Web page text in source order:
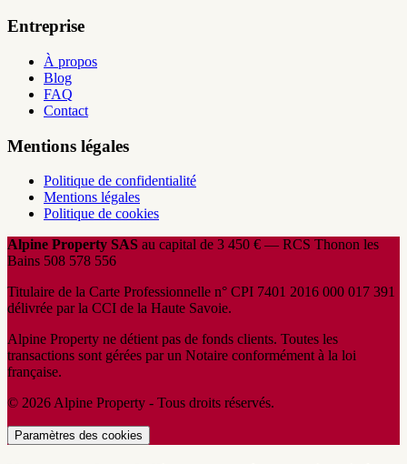
Entreprise
À propos
Blog
FAQ
Contact
Mentions légales
Politique de confidentialité
Mentions légales
Politique de cookies
Alpine Property SAS au capital de 3 450 € — RCS Thonon les
Bains 508 578 556
Titulaire de la Carte Professionnelle n° CPI 7401 2016 000 017 391
délivrée par la CCI de la Haute Savoie.
Alpine Property ne détient pas de fonds clients. Toutes les
transactions sont gérées par un Notaire conformément à la loi
française.
© 2026 Alpine Property - Tous droits réservés.
Paramètres des cookies